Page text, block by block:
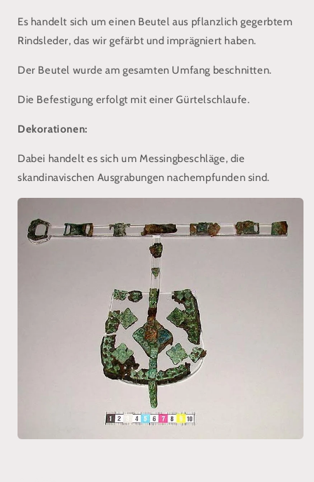
Es handelt sich um einen Beutel aus pflanzlich gegerbtem
Rindsleder, das wir gefärbt und imprägniert haben.
Der Beutel wurde am gesamten Umfang beschnitten.
Die Befestigung erfolgt mit einer Gürtelschlaufe.
Dekorationen:
Dabei handelt es sich um Messingbeschläge, die
skandinavischen Ausgrabungen nachempfunden sind.